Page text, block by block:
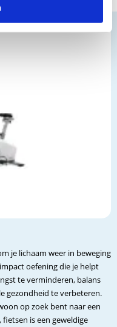
je lichaam weer in beweging
oefening die je helpt
te verminderen, balans
gezondheid te verbeteren.
op zoek bent naar een
is een geweldige